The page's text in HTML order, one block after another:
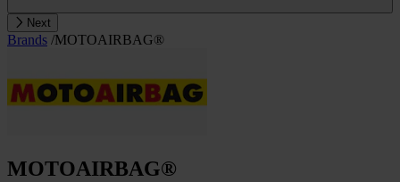
Next
Brands /MOTOAIRBAG®
MOTOAIRBAG®